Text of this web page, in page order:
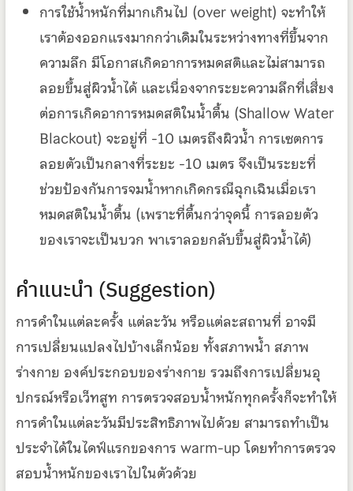
การใช้น้ำหนักที่มากเกินไป (over weight) จะทำให้
เราต้องออกแรงมากกว่าเดิมในระหว่างทางที่ขึ้นจาก
ความลึก มีโอกาสเกิดอาการหมดสติและไม่สามารถ
ลอยขึ้นสู่ผิวน้ำได้ และเนื่องจากระยะความลึกที่เสี่ยง
ต่อการเกิดอาการหมดสติในน้ำตื้น (Shallow Water
Blackout) จะอยู่ที่ -10 เมตรถึงผิวน้ำ การเซตการ
ลอยตัวเป็นกลางที่ระยะ -10 เมตร จึงเป็นระยะที่
ช่วยป้องกันการจมน้ำหากเกิดกรณีฉุกเฉินเมื่อเรา
หมดสติในน้ำตื้น (เพราะที่ตื้นกว่าจุดนี้ การลอยตัว
ของเราจะเป็นบวก พาเราลอยกลับขึ้นสู่ผิวน้ำได้)
คำแนะนำ (Suggestion)
การดำในแต่ละครั้ง แต่ละวัน หรือแต่ละสถานที่ อาจมี
การเปลี่ยนแปลงไปบ้างเล็กน้อย ทั้งสภาพน้ำ สภาพ
ร่างกาย องค์ประกอบของร่างกาย รวมถึงการเปลี่ยนอุ
ปกรณ์หรือเว็ทสูท การตรวจสอบน้ำหนักทุกครั้งก็จะทำให้
การดำในแต่ละวันมีประสิทธิภาพไปด้วย สามารถทำเป็น
ประจำได้ในไดฟ์แรกของการ warm-up โดยทำการตรวจ
สอบน้ำหนักของเราไปในตัวด้วย